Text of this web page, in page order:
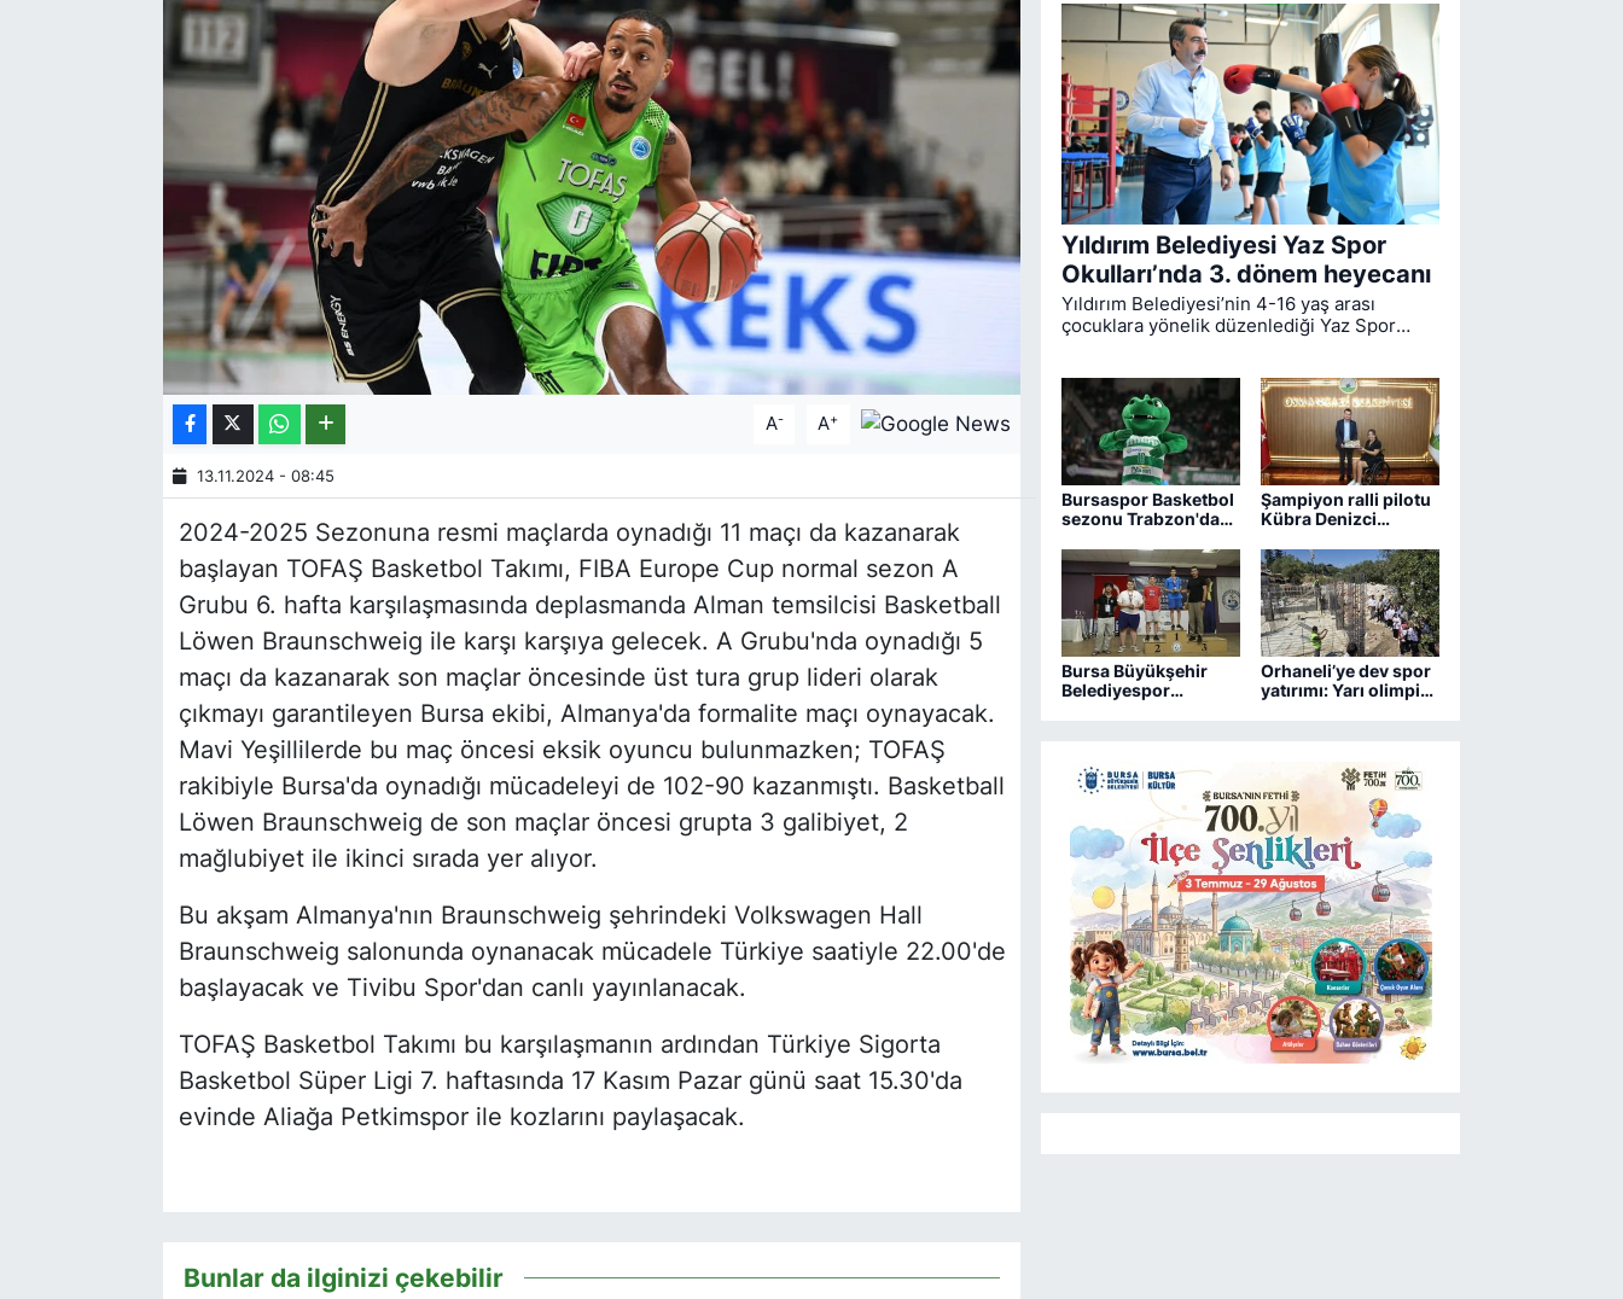
A- A+
13.11.2024 - 08:45
2024-2025 Sezonuna resmi maçlarda oynadığı 11 maçı da kazanarak
başlayan TOFAŞ Basketbol Takımı, FIBA Europe Cup normal sezon A
Grubu 6. hafta karşılaşmasında deplasmanda Alman temsilcisi Basketball
Löwen Braunschweig ile karşı karşıya gelecek. A Grubu'nda oynadığı 5
maçı da kazanarak son maçlar öncesinde üst tura grup lideri olarak
çıkmayı garantileyen Bursa ekibi, Almanya'da formalite maçı oynayacak.
Mavi Yeşillilerde bu maç öncesi eksik oyuncu bulunmazken; TOFAŞ
rakibiyle Bursa'da oynadığı mücadeleyi de 102-90 kazanmıştı. Basketball
Löwen Braunschweig de son maçlar öncesi grupta 3 galibiyet, 2
mağlubiyet ile ikinci sırada yer alıyor.
Bu akşam Almanya'nın Braunschweig şehrindeki Volkswagen Hall
Braunschweig salonunda oynanacak mücadele Türkiye saatiyle 22.00'de
başlayacak ve Tivibu Spor'dan canlı yayınlanacak.
TOFAŞ Basketbol Takımı bu karşılaşmanın ardından Türkiye Sigorta
Basketbol Süper Ligi 7. haftasında 17 Kasım Pazar günü saat 15.30'da
evinde Aliağa Petkimspor ile kozlarını paylaşacak.
Bunlar da ilginizi çekebilir
Yıldırım Belediyesi Yaz Spor
Okulları’nda 3. dönem heyecanı
Yıldırım Belediyesi’nin 4-16 yaş arası
çocuklara yönelik düzenlediği Yaz Spor
devam ediyor.
Bursaspor Basketbol
sezonu Trabzon'da
Şampiyon ralli pilotu
Kübra Denizci
Aydın’a ziyaret
Bursa Büyükşehir
Belediyespor
Orhaneli’ye dev spor
yatırımı: Yarı olimpik